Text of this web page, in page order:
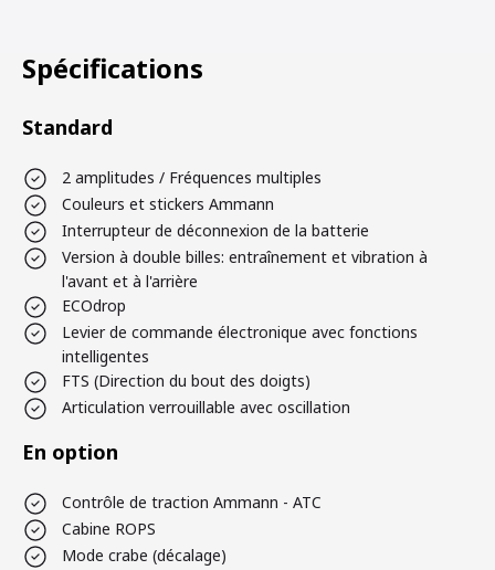
Spécifications
Standard
2 amplitudes / Fréquences multiples
Couleurs et stickers Ammann
Interrupteur de déconnexion de la batterie
Version à double billes: entraînement et vibration à
l'avant et à l'arrière
ECOdrop
Levier de commande électronique avec fonctions
intelligentes
FTS (Direction du bout des doigts)
Articulation verrouillable avec oscillation
En option
Contrôle de traction Ammann - ATC
Cabine ROPS
Mode crabe (décalage)